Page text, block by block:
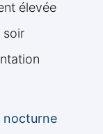
élevée
soir
nocturne